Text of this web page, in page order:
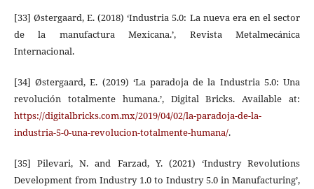
[33] Østergaard, E. (2018) ‘Industria 5.0: La nueva era en el sector
de la manufactura Mexicana.’, Revista Metalmecánica
Internacional.
[34] Østergaard, E. (2019) ‘La paradoja de la Industria 5.0: Una
revolución totalmente humana.’, Digital Bricks. Available at:
https://digitalbricks.com.mx/2019/04/02/la-paradoja-de-la-
industria-5-0-una-revolucion-totalmente-humana/.
[35] Pilevari, N. and Farzad, Y. (2021) ‘Industry Revolutions
Development from Industry 1.0 to Industry 5.0 in Manufacturing’,